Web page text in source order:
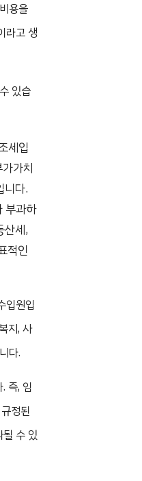
용을
라고 생
있습
세입
가치
니다.
부과하
산세,
적인
입원입
지, 사
다.
즉, 임
정된
될 수 있